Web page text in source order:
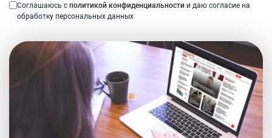
Соглашаюсь с политикой конфиденциальности и даю согласие на
обработку персональных данных